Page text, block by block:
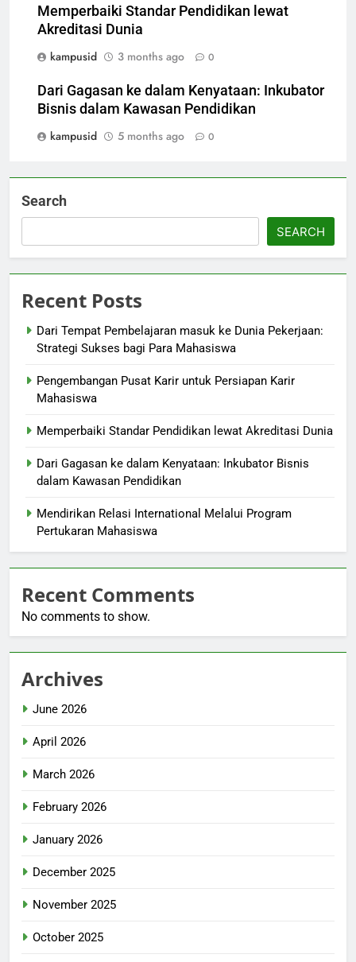
Memperbaiki Standar Pendidikan lewat
Akreditasi Dunia
kampusid
3 months ago 0
Dari Gagasan ke dalam Kenyataan: Inkubator
Bisnis dalam Kawasan Pendidikan
kampusid
5 months ago 0
Search
SEARCH
Recent Posts
Dari Tempat Pembelajaran masuk ke Dunia Pekerjaan:
Strategi Sukses bagi Para Mahasiswa
Pengembangan Pusat Karir untuk Persiapan Karir
Mahasiswa
Memperbaiki Standar Pendidikan lewat Akreditasi Dunia
Dari Gagasan ke dalam Kenyataan: Inkubator Bisnis
dalam Kawasan Pendidikan
Mendirikan Relasi International Melalui Program
Pertukaran Mahasiswa
Recent Comments
No comments to show.
Archives
June 2026
April 2026
March 2026
February 2026
January 2026
December 2025
November 2025
October 2025